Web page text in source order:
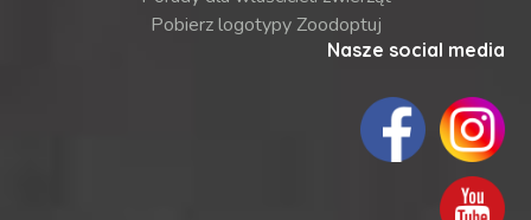
Pobierz logotypy Zoodoptuj
Nasze social media